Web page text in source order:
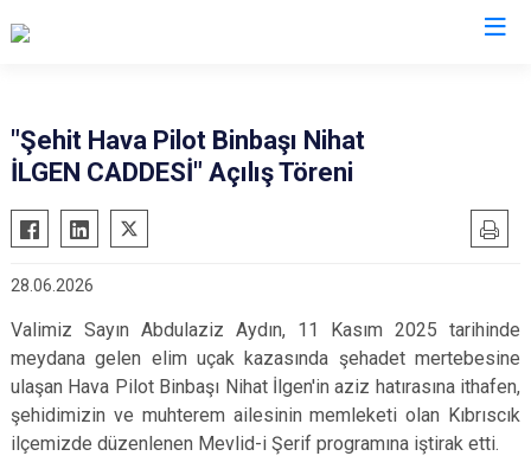
"Şehit Hava Pilot Binbaşı Nihat
İLGEN CADDESİ" Açılış Töreni
28.06.2026
Valimiz Sayın Abdulaziz Aydın, 11 Kasım 2025 tarihinde
meydana gelen elim uçak kazasında şehadet mertebesine
ulaşan Hava Pilot Binbaşı Nihat İlgen'in aziz hatırasına ithafen,
şehidimizin ve muhterem ailesinin memleketi olan Kıbrıscık
ilçemizde düzenlenen Mevlid-i Şerif programına iştirak etti.